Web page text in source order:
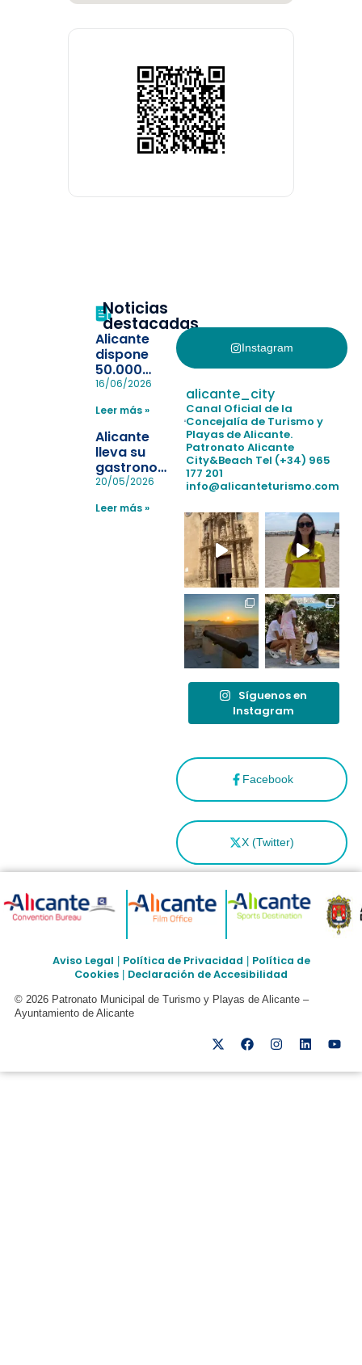
Noticias
destacadas
Alicante
dispone
50.000
pulseras
la
pérdida de niños
en las
playas y
realiza con
éxito un
simulacro de socorrismo
16/06/2026
Leer más »
Alicante
lleva su
gastronomía
a Madrid
reforzar el
20/05/2026
Leer más »
Instagram
Facebook
X (Twitter)
alicante_city
Canal Oficial de la
Concejalía de Turismo y
Playas de Alicante.
Patronato Alicante
City&Beach Tel (+34) 965
177 201
info@alicanteturismo.com
Síguenos en
Instagram
Aviso Legal | Política de Privacidad | Política de
Cookies | Declaración de Accesibilidad
© 2026 Patronato Municipal de Turismo y Playas de Alicante –
Ayuntamiento de Alicante